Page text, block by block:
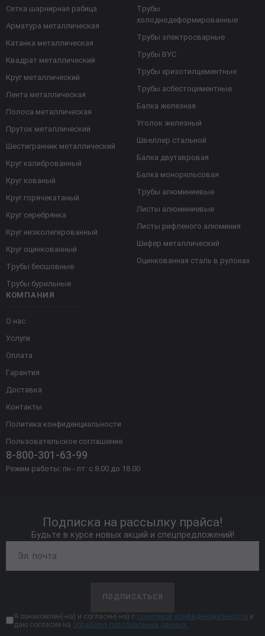
КОМПАНИЯ
О нас
Услуги
Оплата
Гарантия
Доставка
Контакты
Политика конфиденциальности
Пользовательское соглашение
8-800-301-63-99
Режим работы: пн - пт: с 8.00 до 18.00
Сетка шарнирная рабица
Арматура металлическая
Катанка металлическая
Квадрат металлический
Круг металлический
Лента металлическая
Полоса металлическая
Пруток металлический
Шестигранник металлический
Круг калиброванный
Круг кованый
Круг горячекатаный
Круг серебрянка
Круг низколегированный
Круг оцинкованный
Трубы бесшовные
Трубы бурильные
Трубы
холоднодеформированные
Трубы электросварные
Трубы ВУС
Трубы хризотилцементные
Трубы асбестоцементные
Балка железная
Уголок железный
Швеллер стальной
Балка двутавровая
Балка монорельсовая
Трубы алюминиевые
Листы алюминиевые
Листы рифленого алюминия
Шифер металлический
Оцинкованная сталь в рулонах
Подписка на рассылку прайса!
Будьте в курсе новых акций и спецпредложений!
ПОДПИСАТЬСЯ
Я ознакомлен(-на) и согласен(-на) с политикой конфиденциальности и
даю согласие на обработку персональных данных.